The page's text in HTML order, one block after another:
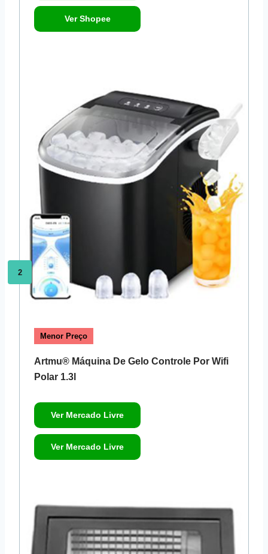
Ver Shopee
2
Menor Preço
Artmu® Máquina De Gelo Controle Por Wifi
Polar 1.3l
Ver Mercado Livre
Ver Mercado Livre